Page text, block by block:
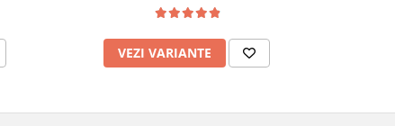
VEZI VARIANTE